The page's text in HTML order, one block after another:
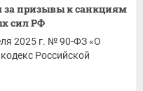
за призывы к санкциям
сил РФ
2025 г. № 90-ФЗ «О
Российской